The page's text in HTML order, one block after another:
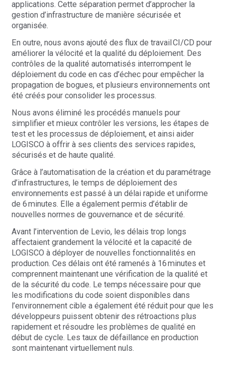
applications. Cette séparation permet d’approcher la
gestion d’infrastructure de manière sécurisée et
organisée.
En outre, nous avons ajouté des flux de travail CI/CD pour
améliorer la vélocité et la qualité du déploiement. Des
contrôles de la qualité automatisés interrompent le
déploiement du code en cas d’échec pour empêcher la
propagation de bogues, et plusieurs environnements ont
été créés pour consolider les processus.
Nous avons éliminé les procédés manuels pour
simplifier et mieux contrôler les versions, les étapes de
test et les processus de déploiement, et ainsi aider
LOGISCO à offrir à ses clients des services rapides,
sécurisés et de haute qualité.
Grâce à l’automatisation de la création et du paramétrage
d’infrastructures, le temps de déploiement des
environnements est passé à un délai rapide et uniforme
de 6 minutes. Elle a également permis d’établir de
nouvelles normes de gouvernance et de sécurité.
Avant l’intervention de Levio, les délais trop longs
affectaient grandement la vélocité et la capacité de
LOGISCO à déployer de nouvelles fonctionnalités en
production. Ces délais ont été ramenés à 16 minutes et
comprennent maintenant une vérification de la qualité et
de la sécurité du code. Le temps nécessaire pour que
les modifications du code soient disponibles dans
l’environnement cible a également été réduit pour que les
développeurs puissent obtenir des rétroactions plus
rapidement et résoudre les problèmes de qualité en
début de cycle. Les taux de défaillance en production
sont maintenant virtuellement nuls.